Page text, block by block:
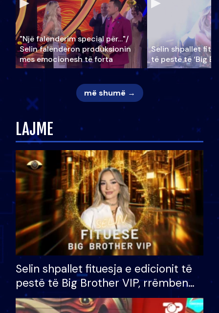
"Një falenderim special për…"/
Selin falënderon produksionin
mes emocionesh të forta
Selin shpallet
të pestë të ‘Big
më shumë →
LAJME
Selin shpallet fituesja e edicionit të
pestë të Big Brother VIP, rrëmben
çmimin e madh prej 100 mijë eurosh